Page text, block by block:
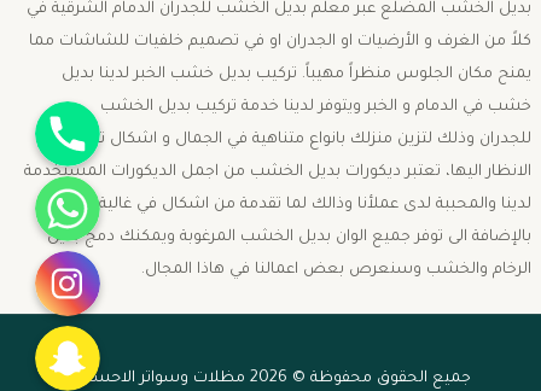
بديل الخشب المضلع عبر معلم بديل الخشب للجدران الدمام الشرقية في
كلاً من الغرف و الأرضيات او الجدران او في تصميم خلفيات للشاشات مما
يمنح مكان الجلوس منظراً مهيباً. تركيب بديل خشب الخبر لدينا بديل
خشب في الدمام و الخبر ويتوفر لدينا خدمة تركيب بديل الخشب
للجدران وذلك لتزين منزلك بانواع متناهية في الجمال و اشكال تخطف
الانظار اليها، تعتبر ديكورات بديل الخشب من اجمل الديكورات المستخدمة
لدينا والمحببة لدى عملأنا وذالك لما تقدمة من اشكال في غالية الجمال
بالإضافة الى توفر جميع الوان بديل الخشب المرغوبة ويمكنك دمج بديل
الرخام والخشب وسنعرص بعض اعمالنا في هاذا المجال.
جميع الحقوق محفوظة © 2026 مظلات وسواتر الاحساء -
جوال
واتساب
انستقرام
سناب شات